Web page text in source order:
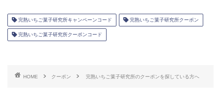
完熟いちご菓子研究所キャンペーンコード 完熟いちご菓子研究所クーポン
完熟いちご菓子研究所クーポンコード
HOME クーポン 完熟いちご菓子研究所のクーポンを探している方へ